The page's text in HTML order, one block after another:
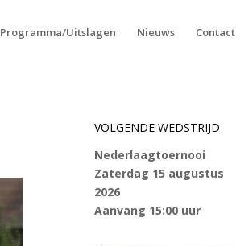
Programma/Uitslagen Nieuws Contact
VOLGENDE WEDSTRIJD
Nederlaagtoernooi
Zaterdag 15 augustus
2026
Aanvang 15:00 uur